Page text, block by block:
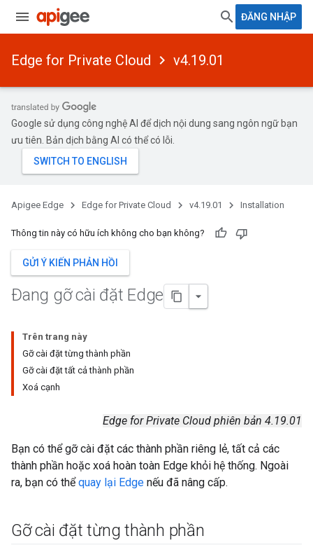
ĐĂNG NHẬP
Edge for Private Cloud v4.19.01
Google sử dụng công nghệ AI để dịch nội dung sang ngôn ngữ bạn
ưu tiên. Bản dịch bằng AI có thể có lỗi.
Apigee Edge Edge for Private Cloud v4.19.01 Installation
Thông tin này có hữu ích không cho bạn không?
GỬI Ý KIẾN PHẢN HỒI
Đang gỡ cài đặt Edge
Trên trang này
Gỡ cài đặt từng thành phần
Gỡ cài đặt tất cả thành phần
Xoá cạnh
Edge for Private Cloud phiên bản 4.19.01
Bạn có thể gỡ cài đặt các thành phần riêng lẻ, tất cả các
thành phần hoặc xoá hoàn toàn Edge khỏi hệ thống. Ngoài
ra, bạn có thểquay lại Edge nếu đã nâng cấp.
Gỡ cài đặt từng thành phần